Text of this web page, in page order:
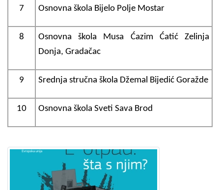
7 Osnovna škola Bijelo Polje Mostar
8
Osnovna škola Musa Ćazim Ćatić Zelinja
Donja, Gradačac
9 Srednja stručna škola Džemal Bijedić Goražde
10 Osnovna škola Sveti Sava Brod